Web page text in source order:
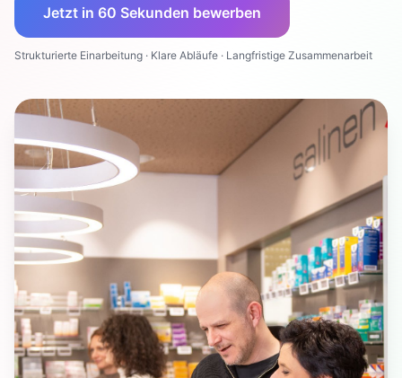
Jetzt in 60 Sekunden bewerben
Strukturierte Einarbeitung · Klare Abläufe · Langfristige Zusammenarbeit